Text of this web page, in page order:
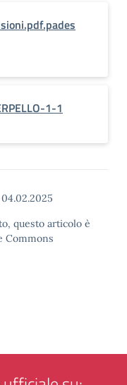
1-1
04.02.2025
questo articolo è
Commons